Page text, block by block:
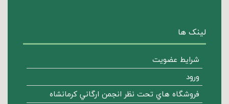
لینک ها
شرایط عضویت
ورود
فروشگاه هاي تحت نظر انجمن ارگاني كرمانشاه